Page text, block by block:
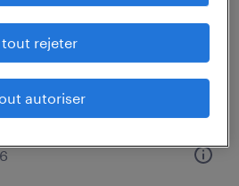
tout rejeter
autoriser